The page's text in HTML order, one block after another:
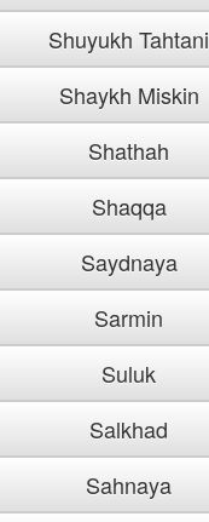
Shuyukh Tahtani
Shaykh Miskin
Shathah
Shaqqa
Saydnaya
Sarmin
Suluk
Salkhad
Sahnaya